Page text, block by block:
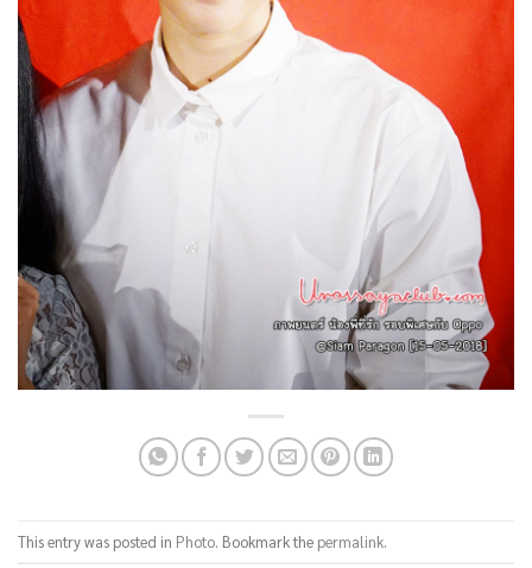
This entry was posted in Photo. Bookmark the permalink.